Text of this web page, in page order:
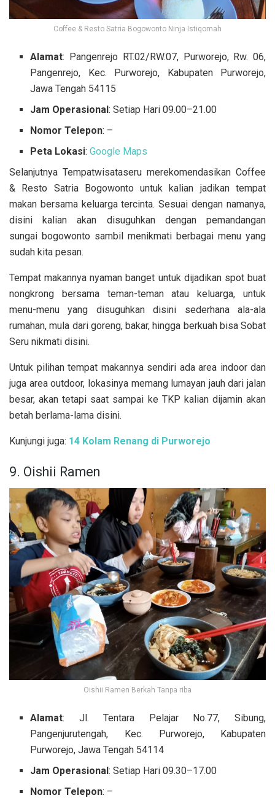
Coffee & Resto Satria Bogowonto Ninja Istiqomah
Alamat: Pangenrejo RT.02/RW.07, Purworejo, Rw. 06,
Pangenrejo, Kec. Purworejo, Kabupaten Purworejo,
Jawa Tengah 54115
Jam Operasional: Setiap Hari 09.00–21.00
Nomor Telepon: –
Peta Lokasi:Google Maps
Selanjutnya Tempatwisataseru merekomendasikan Coffee
& Resto Satria Bogowonto untuk kalian jadikan tempat
makan bersama keluarga tercinta. Sesuai dengan namanya,
disini kalian akan disuguhkan dengan pemandangan
sungai bogowonto sambil menikmati berbagai menu yang
sudah kita pesan.
Tempat makannya nyaman banget untuk dijadikan spot buat
nongkrong bersama teman-teman atau keluarga, untuk
menu-menu yang disuguhkan disini sederhana ala-ala
rumahan, mula dari goreng, bakar, hingga berkuah bisa Sobat
Seru nikmati disini.
Untuk pilihan tempat makannya sendiri ada area indoor dan
juga area outdoor, lokasinya memang lumayan jauh dari jalan
besar, akan tetapi saat sampai ke TKP kalian dijamin akan
betah berlama-lama disini.
Kunjungi juga: 14 Kolam Renang di Purworejo
9. Oishii Ramen
Oishii Ramen Berkah Tanpa riba
Alamat: Jl. Tentara Pelajar No.77, Sibung,
Pangenjurutengah, Kec. Purworejo, Kabupaten
Purworejo, Jawa Tengah 54114
Jam Operasional: Setiap Hari 09.30–17.00
Nomor Telepon: –